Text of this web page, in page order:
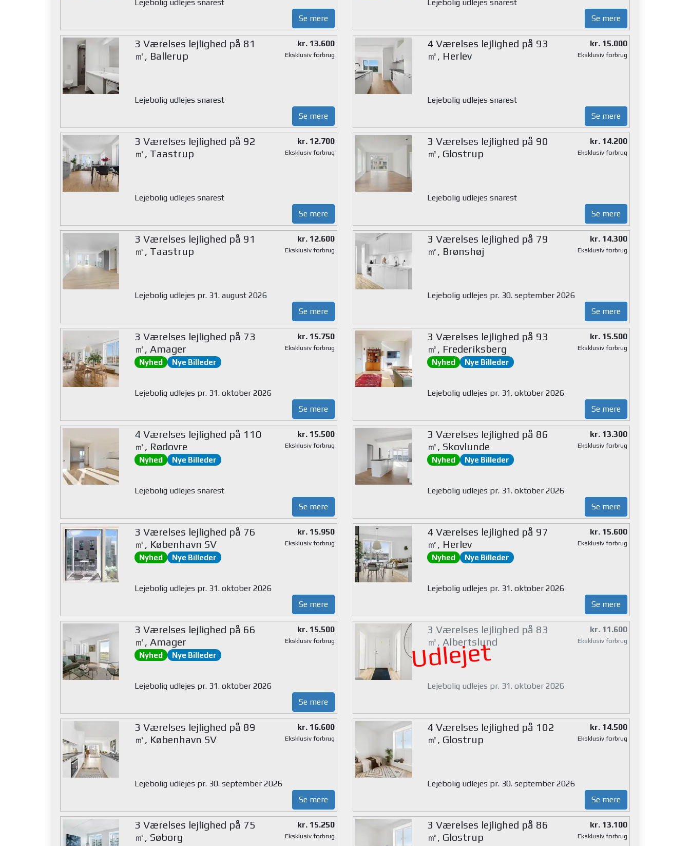
Lejebolig udlejes snarest
Se mere
Lejebolig udlejes snarest
Se mere
3 Værelses lejlighed på 81
㎡, Ballerup
kr. 13.600
Eksklusiv forbrug
Lejebolig udlejes snarest
Se mere
4 Værelses lejlighed på 93
㎡, Herlev
kr. 15.000
Eksklusiv forbrug
Lejebolig udlejes snarest
Se mere
3 Værelses lejlighed på 92
㎡, Taastrup
kr. 12.700
Eksklusiv forbrug
Lejebolig udlejes snarest
Se mere
3 Værelses lejlighed på 90
㎡, Glostrup
kr. 14.200
Eksklusiv forbrug
Lejebolig udlejes snarest
Se mere
3 Værelses lejlighed på 91
㎡, Taastrup
kr. 12.600
Eksklusiv forbrug
Lejebolig udlejes pr. 31. august 2026
Se mere
3 Værelses lejlighed på 79
㎡, Brønshøj
kr. 14.300
Eksklusiv forbrug
Lejebolig udlejes pr. 30. september 2026
Se mere
3 Værelses lejlighed på 73
㎡, Amager
Nyhed Nye Billeder
kr. 15.750
Eksklusiv forbrug
Lejebolig udlejes pr. 31. oktober 2026
Se mere
3 Værelses lejlighed på 93
㎡, Frederiksberg
Nyhed Nye Billeder
kr. 15.500
Eksklusiv forbrug
Lejebolig udlejes pr. 31. oktober 2026
Se mere
4 Værelses lejlighed på 110
㎡, Rødovre
Nyhed Nye Billeder
kr. 15.500
Eksklusiv forbrug
Lejebolig udlejes snarest
Se mere
3 Værelses lejlighed på 86
㎡, Skovlunde
Nyhed Nye Billeder
kr. 13.300
Eksklusiv forbrug
Lejebolig udlejes pr. 31. oktober 2026
Se mere
3 Værelses lejlighed på 76
㎡, København SV
Nyhed Nye Billeder
kr. 15.950
Eksklusiv forbrug
Lejebolig udlejes pr. 31. oktober 2026
Se mere
4 Værelses lejlighed på 97
㎡, Herlev
Nyhed Nye Billeder
kr. 15.600
Eksklusiv forbrug
Lejebolig udlejes pr. 31. oktober 2026
Se mere
3 Værelses lejlighed på 66
㎡, Amager
Nyhed Nye Billeder
kr. 15.500
Eksklusiv forbrug
Lejebolig udlejes pr. 31. oktober 2026
Se mere
Udlejet
3 Værelses lejlighed på 83
㎡, Albertslund
kr. 11.600
Eksklusiv forbrug
Lejebolig udlejes pr. 31. oktober 2026
3 Værelses lejlighed på 89
㎡, København SV
kr. 16.600
Eksklusiv forbrug
Lejebolig udlejes pr. 30. september 2026
Se mere
4 Værelses lejlighed på 102
㎡, Glostrup
kr. 14.500
Eksklusiv forbrug
Lejebolig udlejes pr. 30. september 2026
Se mere
3 Værelses lejlighed på 75
㎡, Søborg
kr. 15.250
Eksklusiv forbrug
3 Værelses lejlighed på 86
㎡, Glostrup
kr. 13.100
Eksklusiv forbrug